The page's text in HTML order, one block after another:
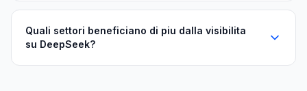
Quali settori beneficiano di piu dalla visibilita
su DeepSeek?